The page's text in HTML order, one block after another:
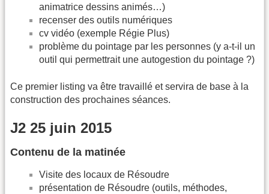
animatrice dessins animés…)
recenser des outils numériques
cv vidéo (exemple Régie Plus)
problème du pointage par les personnes (y a-t-il un
outil qui permettrait une autogestion du pointage ?)
Ce premier listing va être travaillé et servira de base à la
construction des prochaines séances.
J2 25 juin 2015
Contenu de la matinée
Visite des locaux de Résoudre
présentation de Résoudre (outils, méthodes,